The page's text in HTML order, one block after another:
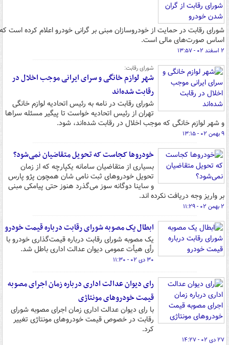
شورای رقابت در حمایت از خودروسازان مبنی بر گرانی خودرو اعلام کرده است
اساس صورت‌های مالی است.
۲ اسفند ۰۲ - ۱۳:۵۷
‌شورای رقابت:
شهر لوازم خانگی و سرای ایرانی موجب اخلال در
رقابت‌ شده‌اند
شورای رقابت در نامه به رئیس اتحادیه لوازم خانگی
تهران از رئیس اتحادیه خواست تا پیگیر مسئله سراها
و شهر لوازم خانگی که موجب اخلال در رقابت شده‌اند، شود.
۹ بهمن ۰۲ - ۱۳:۱۵
خودروها کجاست که تحویل متقاضیان نمی‌شود؟
بسیاری از متقاضیان سامانه یکپارچه که از زمان
تحویل خودروهای ثبت نامی شان همچون پژو پارس
و ساینا دوگانه سوز می‌گذرد هنوز حتی پیامکی مبنی
بر واریز وجه دریافت نکرده اند.
۲ بهمن ۰۲ - ۱۱:۲۹
ابطال یک مصوبه شورای رقابت درباره قیمت خودرو
یک مصوبه شورای رقابت درباره قیمت‌گذاری خودرو با
رأی هیأت عمومی دیوان عدالت اداری باطل شد.
۳۰ دی ۰۲ - ۱۱:۳۰
رای دیوان عدالت اداری درباره زمان اجرای مصوبه
قیمت خودروهای مونتاژی
با رای دیوان عدالت اداری زمان اجرای مصوبه شورای
رقابت در خصوص قیمت خودروهای مونتاژی تغییر
کرد.
۲۷ دی ۰۲ - ۱۴:۲۷